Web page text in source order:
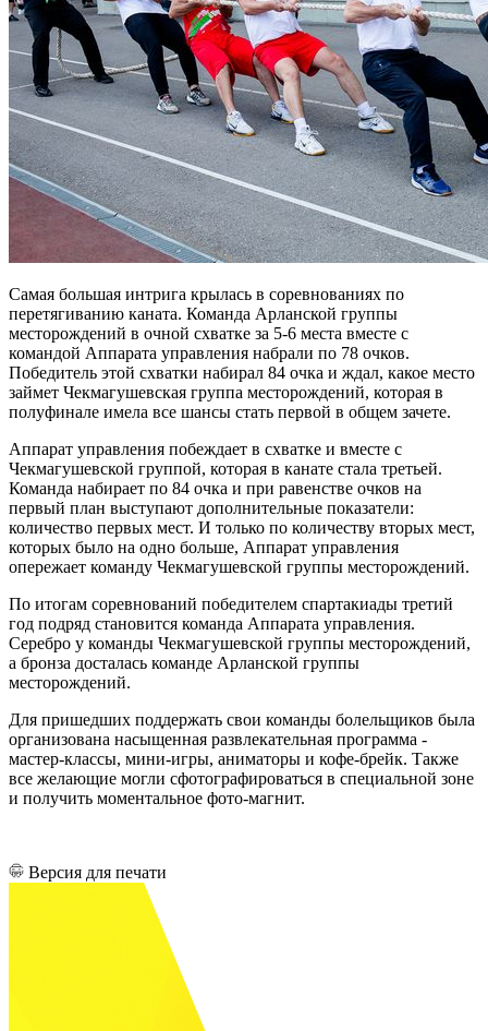
Самая большая интрига крылась в соревнованиях по
перетягиванию каната. Команда Арланской группы
месторождений в очной схватке за 5-6 места вместе с
командой Аппарата управления набрали по 78 очков.
Победитель этой схватки набирал 84 очка и ждал, какое место
займет Чекмагушевская группа месторождений, которая в
полуфинале имела все шансы стать первой в общем зачете.
Аппарат управления побеждает в схватке и вместе с
Чекмагушевской группой, которая в канате стала третьей.
Команда набирает по 84 очка и при равенстве очков на
первый план выступают дополнительные показатели:
количество первых мест. И только по количеству вторых мест,
которых было на одно больше, Аппарат управления
опережает команду Чекмагушевской группы месторождений.
По итогам соревнований победителем спартакиады третий
год подряд становится команда Аппарата управления.
Серебро у команды Чекмагушевской группы месторождений,
а бронза досталась команде Арланской группы
месторождений.
Для пришедших поддержать свои команды болельщиков была
организована насыщенная развлекательная программа -
мастер-классы, мини-игры, аниматоры и кофе-брейк. Также
все желающие могли сфотографироваться в специальной зоне
и получить моментальное фото-магнит.
Версия для печати